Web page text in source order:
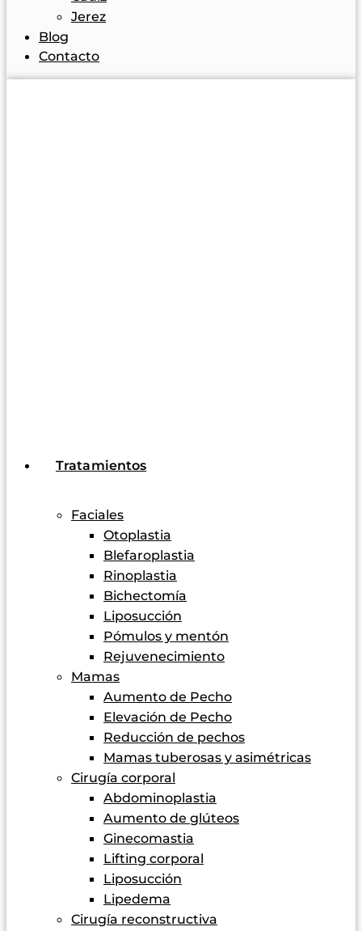
Jerez
Blog
Contacto
Tratamientos
Faciales
Otoplastia
Blefaroplastia
Rinoplastia
Bichectomía
Liposucción
Pómulos y mentón
Rejuvenecimiento
Mamas
Aumento de Pecho
Elevación de Pecho
Reducción de pechos
Mamas tuberosas y asimétricas
Cirugía corporal
Abdominoplastia
Aumento de glúteos
Ginecomastia
Lifting corporal
Liposucción
Lipedema
Cirugía reconstructiva